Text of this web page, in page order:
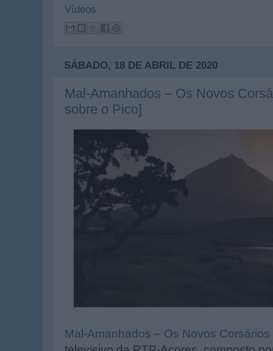
Vídeos
SÁBADO, 18 DE ABRIL DE 2020
Mal-Amanhados – Os Novos
sobre o Pico]
Mal-Amanhados – Os Novos